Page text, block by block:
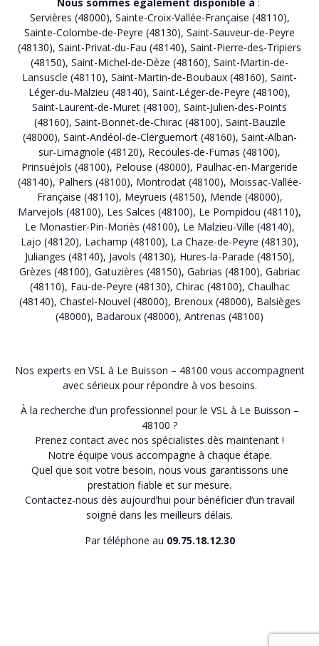
Nous sommes également disponible à :
Servières (48000), Sainte-Croix-Vallée-Française (48110),
Sainte-Colombe-de-Peyre (48130), Saint-Sauveur-de-Peyre
(48130), Saint-Privat-du-Fau (48140), Saint-Pierre-des-Tripiers
(48150), Saint-Michel-de-Dèze (48160), Saint-Martin-de-
Lansuscle (48110), Saint-Martin-de-Boubaux (48160), Saint-
Léger-du-Malzieu (48140), Saint-Léger-de-Peyre (48100),
Saint-Laurent-de-Muret (48100), Saint-Julien-des-Points
(48160), Saint-Bonnet-de-Chirac (48100), Saint-Bauzile
(48000), Saint-Andéol-de-Clerguemort (48160), Saint-Alban-
sur-Limagnole (48120), Recoules-de-Fumas (48100),
Prinsuéjols (48100), Pelouse (48000), Paulhac-en-Margeride
(48140), Palhers (48100), Montrodat (48100), Moissac-Vallée-
Française (48110), Meyrueis (48150), Mende (48000),
Marvejols (48100), Les Salces (48100), Le Pompidou (48110),
Le Monastier-Pin-Moriès (48100), Le Malzieu-Ville (48140),
Lajo (48120), Lachamp (48100), La Chaze-de-Peyre (48130),
Julianges (48140), Javols (48130), Hures-la-Parade (48150),
Grèzes (48100), Gatuzières (48150), Gabrias (48100), Gabriac
(48110), Fau-de-Peyre (48130), Chirac (48100), Chaulhac
(48140), Chastel-Nouvel (48000), Brenoux (48000), Balsièges
(48000), Badaroux (48000), Antrenas (48100)
Nos experts en VSL à Le Buisson – 48100 vous accompagnent
avec sérieux pour répondre à vos besoins.
À la recherche d’un professionnel pour le VSL à Le Buisson –
48100 ?
Prenez contact avec nos spécialistes dès maintenant !
Notre équipe vous accompagne à chaque étape.
Quel que soit votre besoin, nous vous garantissons une
prestation fiable et sur mesure.
Contactez-nous dès aujourd’hui pour bénéficier d’un travail
soigné dans les meilleurs délais.
Par téléphone au 09.75.18.12.30